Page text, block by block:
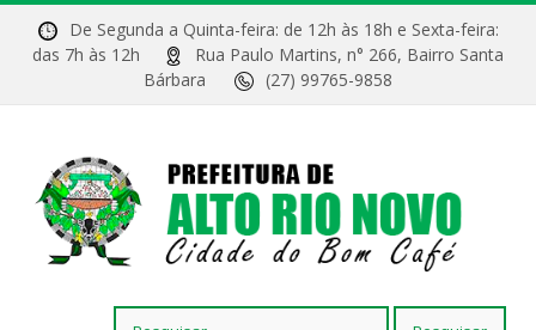
De Segunda a Quinta-feira: de 12h às 18h e Sexta-feira:
das 7h às 12h
Rua Paulo Martins, n° 266, Bairro Santa
Bárbara
(27) 99765-9858